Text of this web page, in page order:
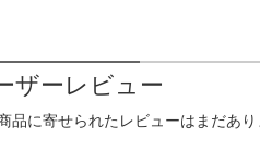
ザーレビュー
品に寄せられたレビューはまだあり